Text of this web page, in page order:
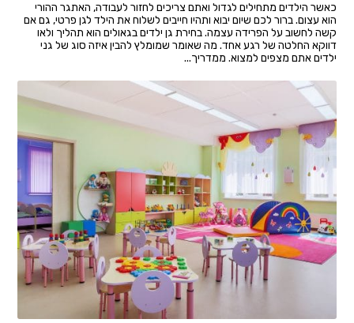
כאשר הילדים מתחילים לגדול ואתם צריכים לחזור לעבודה, האתגר ההורי
הוא עצום. ברור לכם שיום יבוא ותהיו חייבים לשלוח את הילד לגן פרטי, גם אם
קשה לחשוב על הפרידה עצמה. בחירת גן ילדים בגאולים הוא תהליך ולאו
דווקא החלטה של רגע אחד. מה שאומר שמומלץ להבין איזה סוג של גני
ילדים אתם מצפים למצוא. ממדריך...